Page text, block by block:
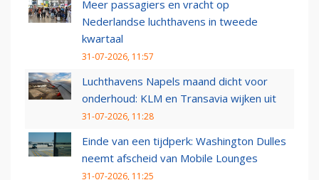
Meer passagiers en vracht op
Nederlandse luchthavens in tweede
kwartaal
31-07-2026, 11:57
Luchthavens Napels maand dicht voor
onderhoud: KLM en Transavia wijken uit
31-07-2026, 11:28
Einde van een tijdperk: Washington Dulles
neemt afscheid van Mobile Lounges
31-07-2026, 11:25